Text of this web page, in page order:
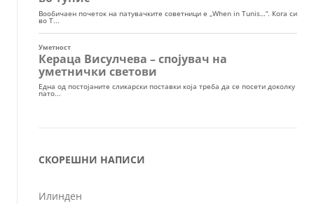
СКОРЕШНИ НАПИСИ
Илинден